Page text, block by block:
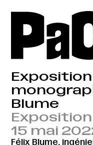
Exposition
Blume
15 mai
Félix Blume,